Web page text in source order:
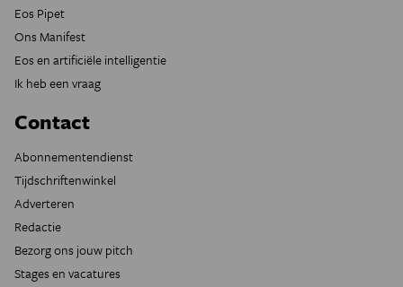
Eos Pipet
Ons Manifest
Eos en artificiële intelligentie
Ik heb een vraag
Contact
Abonnementendienst
Tijdschriftenwinkel
Adverteren
Redactie
Bezorg ons jouw pitch
Stages en vacatures